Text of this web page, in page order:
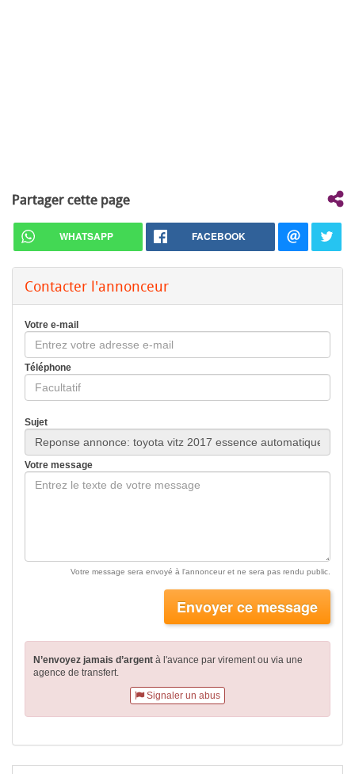
Partager cette page
WHATSAPP FACEBOOK
Contacter l'annonceur
Votre e-mail
Téléphone
Sujet
Votre message
Votre message sera envoyé à l'annonceur et ne sera pas rendu public.
Envoyer ce message
N’envoyez jamais d’argent à l'avance par virementou via une
agence de transfert.
Signaler un abus